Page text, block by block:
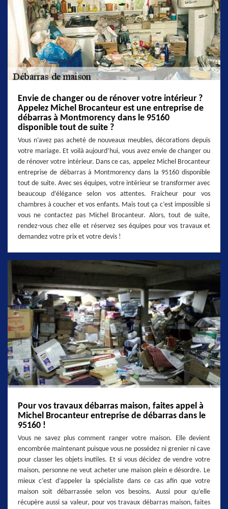
Envie de changer ou de rénover votre intérieur ?
Appelez Michel Brocanteur est une entreprise de
débarras à Montmorency dans le 95160
disponible tout de suite ?
Vous n’avez pas acheté de nouveaux meubles, décorations depuis
votre mariage. Et voilà aujourd’hui, vous avez envie de changer ou
de rénover votre intérieur. Dans ce cas, appelez Michel Brocanteur
entreprise de débarras à Montmorency dans la 95160 disponible
tout de suite. Avec ses équipes, votre intérieur se transformer avec
beaucoup d’élégance selon vos attentes. Fraicheur pour vos
chambres à coucher et vos enfants. Mais tout ça c’est impossible si
vous ne contactez pas Michel Brocanteur. Alors, tout de suite,
rendez-vous chez elle et réservez ses équipes pour vos travaux et
demandez votre prix et votre devis !
Pour vos travaux débarras maison, faites appel à
Michel Brocanteur entreprise de débarras dans le
95160 !
Vous ne savez plus comment ranger votre maison. Elle devient
encombrée maintenant puisque vous ne possédez ni grenier ni cave
pour classer les objets inutiles. Et si vous décidez de vendre votre
maison, personne ne veut acheter une maison plein e désordre. Le
mieux c’est d’appeler la spécialiste dans ce cas afin que votre
maison soit débarrassée selon vos besoins. Aussi pour qu’elle
récupère aussi sa valeur, pour vos travaux débarras maison, faites